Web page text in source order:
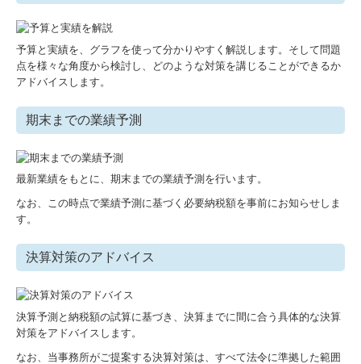
予算と実績を、グラフを使って分かりやすく解説します。そして問題
点を様々な角度から検討し、どのような対策を講じることができるか
アドバイスします。
期末までの業績予測
最新業績をもとに、期末までの業績予測を行います。
なお、この時点で業績予測に基づく必要納税額を事前にお知らせしま
す。
決算対策のアドバイス
決算予測と納税額の試算に基づき、決算までに間に合う具体的な決算
対策をアドバイスします。
なお、当事務所がご提案する決算対策は、すべて法令に準拠した範囲